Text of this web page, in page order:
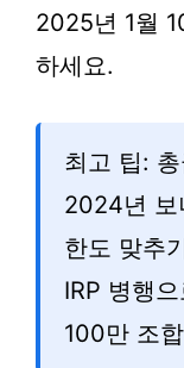
2025년 1월
하세요.
최고 팁:
2024년 보
한도 맞추
IRP 병행
100만 조